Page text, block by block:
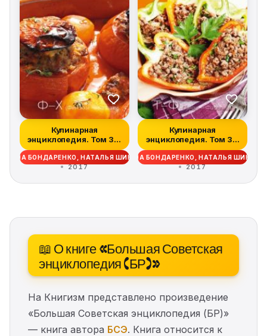
Кулинарная
энциклопедия. Том 38.
Ф – Х (Финокки –...
БОНДАРЕНКО, НАТАЛЬЯ ШИНКАРЁВА
2017
Кулинарная
энциклопедия. Том 37.
Т – Ф (Тунец – Фа...
НАДЕЖДА БОНДАРЕНКО, НАТАЛЬЯ
2017
📖 О книге «Большая Советская
энциклопедия (БР)»
На Книгизм представлено произведение
«Большая Советская энциклопедия (БР)»
— книга автора БСЭ. Книга относится к